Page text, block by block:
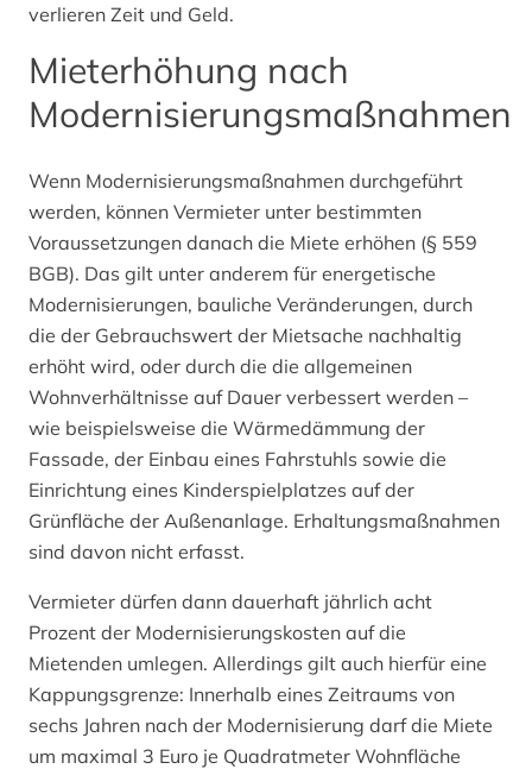
verlieren Zeit und Geld.
Mieterhöhung nach
Modernisierungsmaßnahmen
Wenn Modernisierungsmaßnahmen durchgeführt
werden, können Vermieter unter bestimmten
Voraussetzungen danach die Miete erhöhen (§ 559
BGB). Das gilt unter anderem für energetische
Modernisierungen, bauliche Veränderungen, durch
die der Gebrauchswert der Mietsache nachhaltig
erhöht wird, oder durch die die allgemeinen
Wohnverhältnisse auf Dauer verbessert werden –
wie beispielsweise die Wärmedämmung der
Fassade, der Einbau eines Fahrstuhls sowie die
Einrichtung eines Kinderspielplatzes auf der
Grünfläche der Außenanlage. Erhaltungsmaßnahmen
sind davon nicht erfasst.
Vermieter dürfen dann dauerhaft jährlich acht
Prozent der Modernisierungskosten auf die
Mietenden umlegen. Allerdings gilt auch hierfür eine
Kappungsgrenze: Innerhalb eines Zeitraums von
sechs Jahren nach der Modernisierung darf die Miete
um maximal 3 Euro je Quadratmeter Wohnfläche